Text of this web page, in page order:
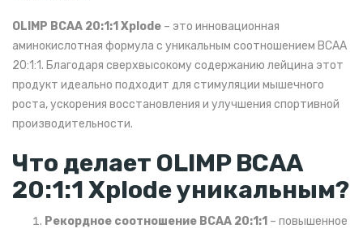
OLIMP BCAA 20:1:1 Xplode – это инновационная
аминокислотная формула с уникальным соотношением BCAA
20:1:1. Благодаря сверхвысокому содержанию лейцина этот
продукт идеально подходит для стимуляции мышечного
роста, ускорения восстановления и улучшения спортивной
производительности.
Что делает OLIMP BCAA
20:1:1 Xplode уникальным?
Рекордное соотношение BCAA 20:1:1 – повышенное